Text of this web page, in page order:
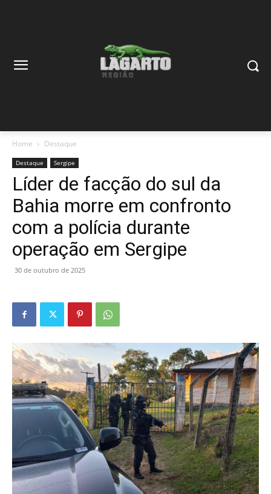
Home Destaque
Destaque Sergipe
Líder de facção do sul da
Bahia morre em confronto
com a polícia durante
operação em Sergipe
30 de outubro de 2025